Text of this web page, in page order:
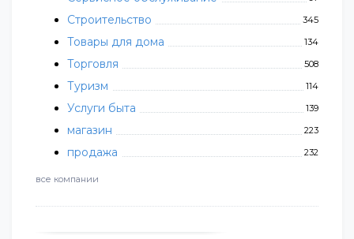
Строительство 345
Товары для дома 134
Торговля 508
Туризм 114
Услуги быта 139
магазин 223
продажа 232
все компании